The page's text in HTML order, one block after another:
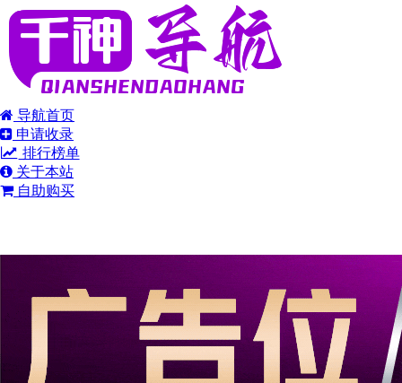
导航首页
申请收录
排行榜单
关于本站
自助购买